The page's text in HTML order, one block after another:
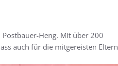
Heng. Mit über 200
auch für die mitgereisten Eltern